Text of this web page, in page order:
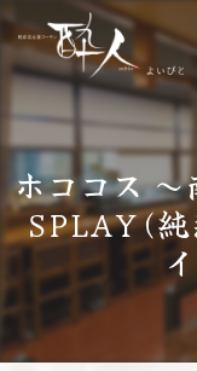
ホココス
SPLAY(純